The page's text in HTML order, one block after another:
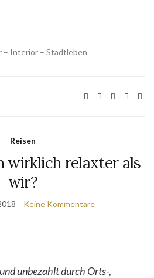
Interior – Stadtleben
Reisen
wirklich relaxter als
wir?
Keine Kommentare
unbezahlt durch Orts-,